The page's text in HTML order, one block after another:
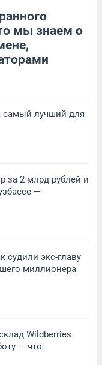
мы знаем о
самый лучший для
за 2 млрд рублей и
—
судили экс-главу
миллионера
Wildberries
— что